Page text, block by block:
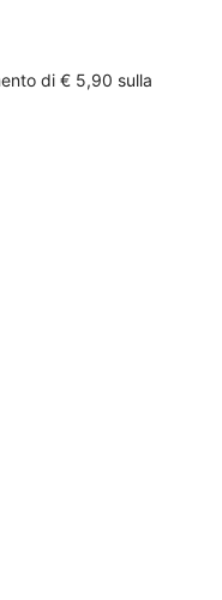
di € 5,90 sulla